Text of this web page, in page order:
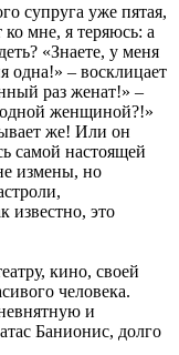
супруга уже пятая,
мне, я теряюсь: а
«Знаете, у меня
одна!» – восклицает
раз женат!» –
женщиной?!»
же! Или он
самой настоящей
измены, но
известно, это
кино, своей
человека.
и
Банионис, долго